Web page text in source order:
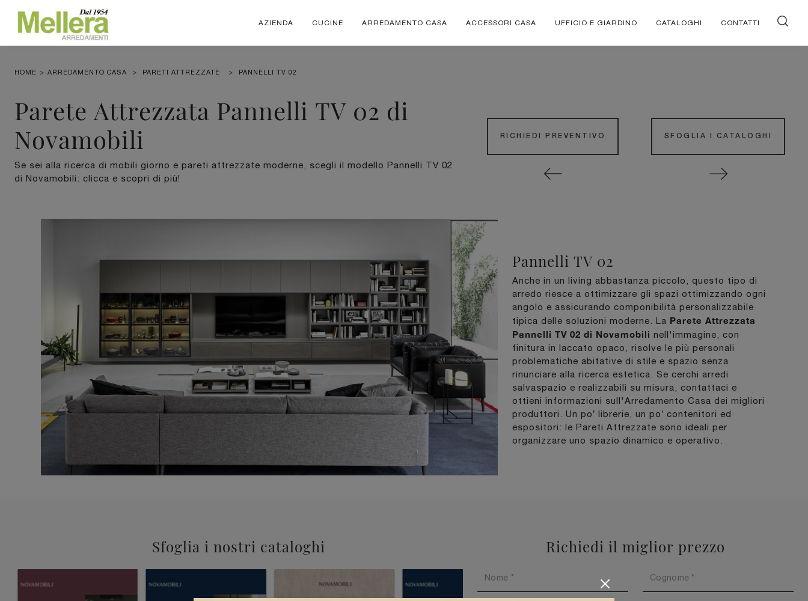
AZIENDA CUCINE ARREDAMENTO CASA ACCESSORI CASA UFFICIO E GIARDINO CATALOGHI CONTATTI
HOME > ARREDAMENTO CASA > PARETI ATTREZZATE > PANNELLI TV 02
Parete Attrezzata Pannelli TV 02 di
Novamobili
Se sei alla ricerca di mobili giorno e pareti attrezzate moderne, scegli il modello Pannelli TV 02
di Novamobili: clicca e scopri di più!
RICHIEDI PREVENTIVO SFOGLIA I CATALOGHI
Pannelli TV 02
Anche in un living abbastanza piccolo, questo tipo di
arredo riesce a ottimizzare gli spazi ottimizzando ogni
angolo e assicurando componibilità personalizzabile
tipica delle soluzioni moderne. La Parete Attrezzata
Pannelli TV 02 di Novamobili nell'immagine, con
finitura in laccato opaco, risolve le più personali
problematiche abitative di stile e spazio senza
rinunciare alla ricerca estetica. Se cerchi arredi
salvaspazio e realizzabili su misura, contattaci e
ottieni informazioni sull'Arredamento Casa dei migliori
produttori. Un po’ librerie, un po’ contenitori ed
espositori: le Pareti Attrezzate sono ideali per
organizzare uno spazio dinamico e operativo.
Sfoglia i nostri cataloghi Richiedi il miglior prezzo